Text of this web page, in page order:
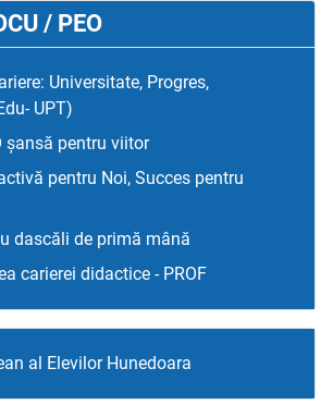
/ PEO
Universitate, Progres,
UPT)
șansă pentru viitor
pentru Noi, Succes pentru
dascăli de primă mână
carierei didactice - PROF
al Elevilor Hunedoara